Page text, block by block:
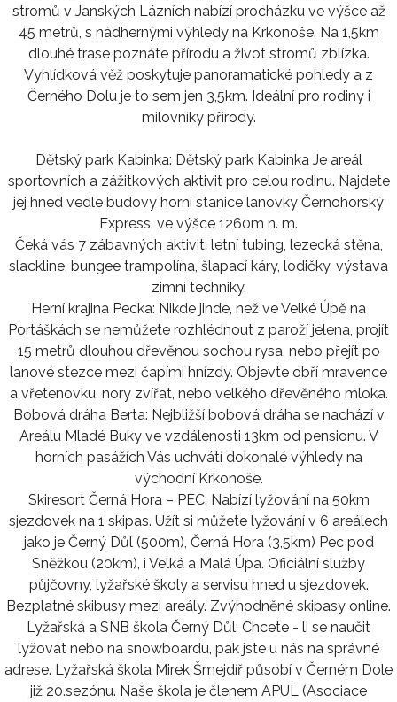
stromů v Janských Lázních nabízí procházku ve výšce až
45 metrů, s nádhernými výhledy na Krkonoše. Na 1,5km
dlouhé trase poznáte přírodu a život stromů zblízka.
Vyhlídková věž poskytuje panoramatické pohledy a z
Černého Dolu je to sem jen 3,5km. Ideální pro rodiny i
milovníky přírody.
Dětský park Kabinka: Dětský park Kabinka Je areál
sportovních a zážitkových aktivit pro celou rodinu. Najdete
jej hned vedle budovy horní stanice lanovky Černohorský
Express, ve výšce 1260m n. m.
Čeká vás 7 zábavných aktivit: letní tubing, lezecká stěna,
slackline, bungee trampolína, šlapací káry, lodičky, výstava
zimní techniky.
Herní krajina Pecka: Nikde jinde, než ve Velké Úpě na
Portáškách se nemůžete rozhlédnout z paroží jelena, projít
15 metrů dlouhou dřevěnou sochou rysa, nebo přejít po
lanové stezce mezi čapími hnízdy. Objevte obří mravence
a vřetenovku, nory zvířat, nebo velkého dřevěného mloka.
Bobová dráha Berta: Nejbližší bobová dráha se nachází v
Areálu Mladé Buky ve vzdálenosti 13km od pensionu. V
horních pasážích Vás uchvátí dokonalé výhledy na
východní Krkonoše.
Skiresort Černá Hora – PEC: Nabízí lyžování na 50km
sjezdovek na 1 skipas. Užít si můžete lyžování v 6 areálech
jako je Černý Důl (500m), Černá Hora (3,5km) Pec pod
Sněžkou (20km), i Velká a Malá Úpa. Oficiální služby
půjčovny, lyžařské školy a servisu hned u sjezdovek.
Bezplatné skibusy mezi areály. Zvýhodněné skipasy online.
Lyžařská a SNB škola Černý Důl: Chcete - li se naučit
lyžovat nebo na snowboardu, pak jste u nás na správné
adrese. Lyžařská škola Mirek Šmejdíř působí v Černém Dole
již 20.sezónu. Naše škola je členem APUL (Asociace